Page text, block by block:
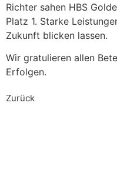
Richter sahen HBS
Platz 1. Starke
Zukunft blicken lassen.
Wir gratulieren allen
Erfolgen.
Zurück